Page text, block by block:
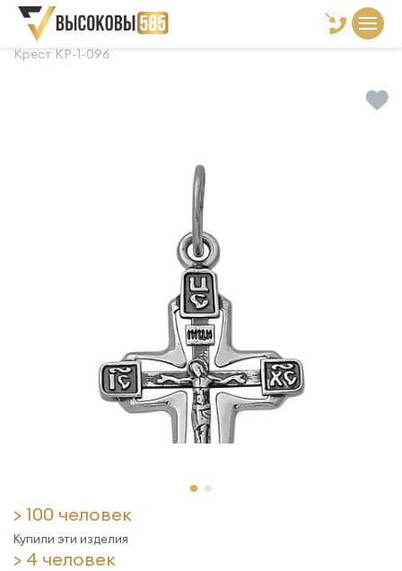
Главная Склад готовой продукции
Крест КР-1-096
> 100 человек
Купили эти изделия
> 4 человек